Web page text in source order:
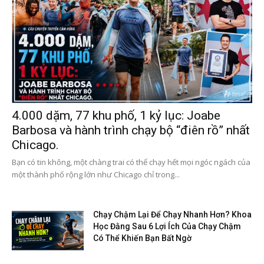
4.000 dặm, 77 khu phố, 1 kỷ lục: Joabe
Barbosa và hành trình chạy bộ “điên rồ” nhất
Chicago.
Bạn có tin không, một chàng trai có thể chạy hết mọi ngóc ngách của
một thành phố rộng lớn như Chicago chỉ trong...
Chạy Chậm Lại Để Chạy Nhanh Hơn? Khoa
Học Đằng Sau 6 Lợi Ích Của Chạy Chậm
Có Thể Khiến Bạn Bất Ngờ